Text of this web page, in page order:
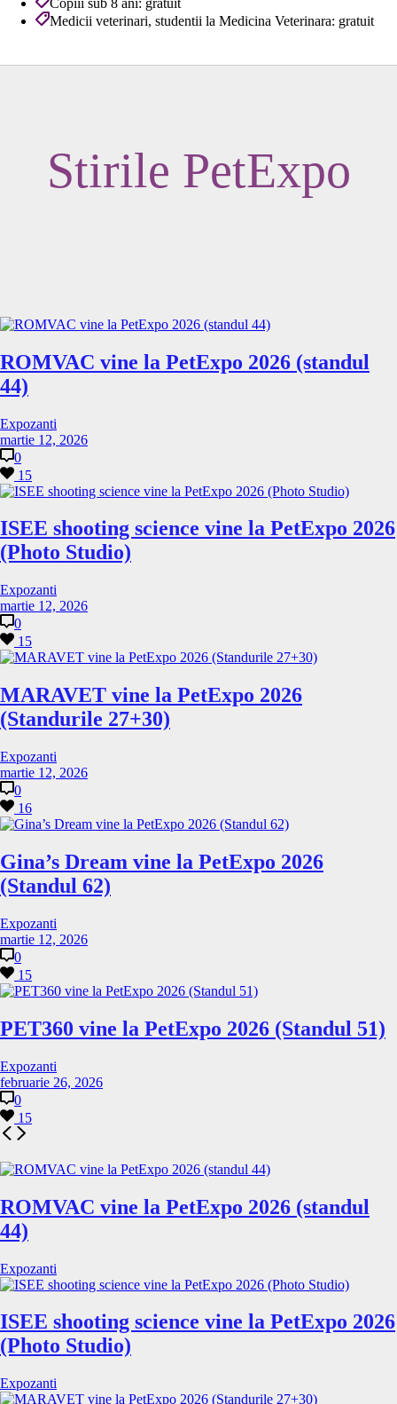
Copiii sub 8 ani: gratuit
Medicii veterinari, studentii la Medicina Veterinara: gratuit
Stirile PetExpo
ROMVAC vine la PetExpo 2026 (standul
44)
Expozanti
martie 12, 2026
0
15
ISEE shooting science vine la PetExpo 2026
(Photo Studio)
Expozanti
martie 12, 2026
0
15
MARAVET vine la PetExpo 2026
(Standurile 27+30)
Expozanti
martie 12, 2026
0
16
Gina’s Dream vine la PetExpo 2026
(Standul 62)
Expozanti
martie 12, 2026
0
15
PET360 vine la PetExpo 2026 (Standul 51)
Expozanti
februarie 26, 2026
0
15
ROMVAC vine la PetExpo 2026 (standul
44)
Expozanti
ISEE shooting science vine la PetExpo 2026
(Photo Studio)
Expozanti